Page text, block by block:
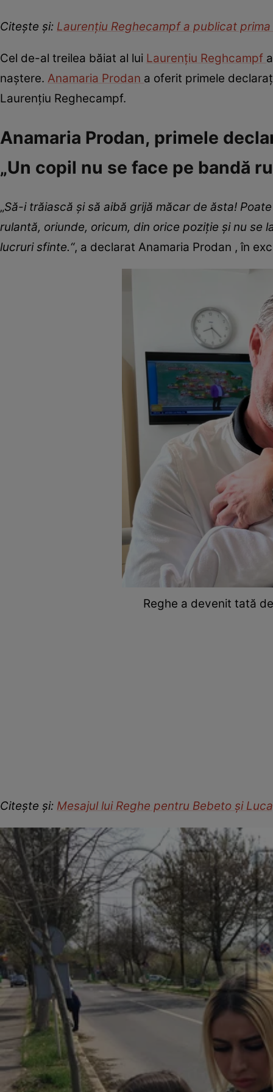
Citește și: Laurențiu Reghecampf a publicat
Cel de-al treilea băiat al lui Laurențiu Reghcampf
naștere. Anamaria Prodan a oferit primele
Laurențiu Reghecampf.
Anamaria Prodan, primele
„Un copil nu se face pe bandă
„Să-i trăiască și să aibă grijă măcar de ăsta!
rulantă, oriunde, oricum, din orice poziție și nu se
lucruri sfinte.“, a declarat Anamaria Prodan , în
Reghe a devenit tată
Citește și: Mesajul lui Reghe pentru Bebeto și